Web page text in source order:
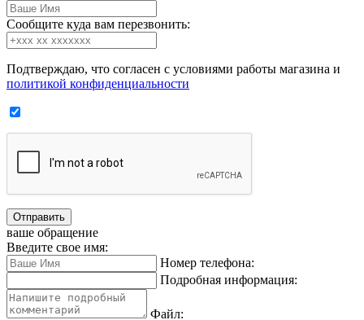
Сообщите куда вам перезвонить:
Подтверждаю, что согласен с условиями работы магазина и
политикой конфиденциальности
Отправить
ваше обращение
Введите свое имя:
Номер телефона:
Подробная информация:
Файл: